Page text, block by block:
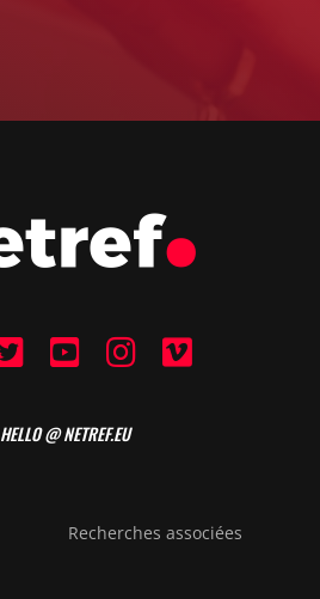
HELLO @ NETREF.EU
Recherches associées